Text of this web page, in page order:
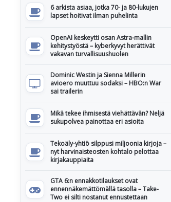
6 arkista asiaa, jotka 70- ja 80-lukujen
lapset hoitivat ilman puhelinta
OpenAI keskeytti osan Astra-mallin
kehitystyöstä – kyberkyvyt herättivät
vakavan turvallisuushuolen
Dominic Westin ja Sienna Millerin
avioero muuttuu sodaksi – HBO:n War
sai trailerin
Mikä tekee ihmisestä viehättävän? Neljä
sukupolvea painottaa eri asioita
Tekoäly-yhtiö silppusi miljoonia kirjoja –
nyt harvinaisteosten kohtalo pelottaa
kirjakauppiaita
GTA 6:n ennakkotilaukset ovat
ennennäkemättömällä tasolla – Take-
Two ei silti nostanut ennustettaan